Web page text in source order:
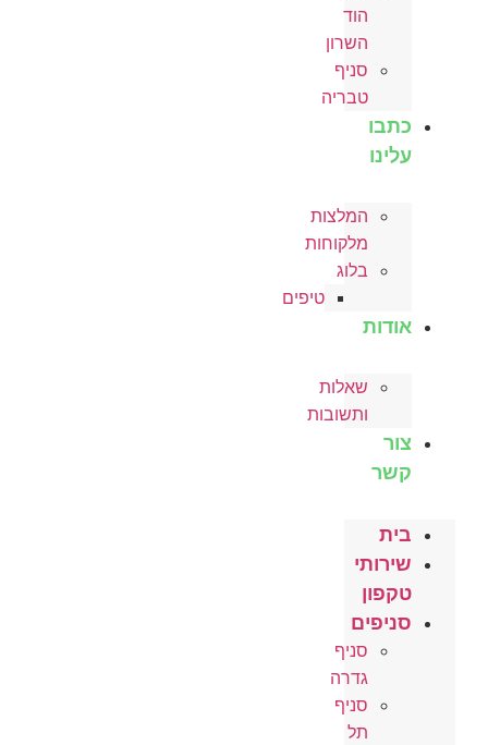
הוד
השרון
סניף
טבריה
כתבו
עלינו
המלצות
מלקוחות
בלוג
טיפים
אודות
שאלות
ותשובות
צור
קשר
בית
שירותי
טקפון
סניפים
סניף
גדרה
סניף
תל